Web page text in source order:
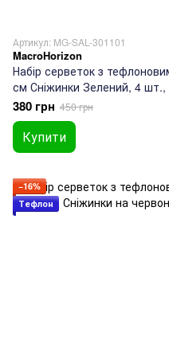
Артикул: MG-SAL-301101
MacroHorizon
Набір серветок з
см Сніжинки Зелений, 4
380 грн 450 грн
Купити
−16%
Тефлон